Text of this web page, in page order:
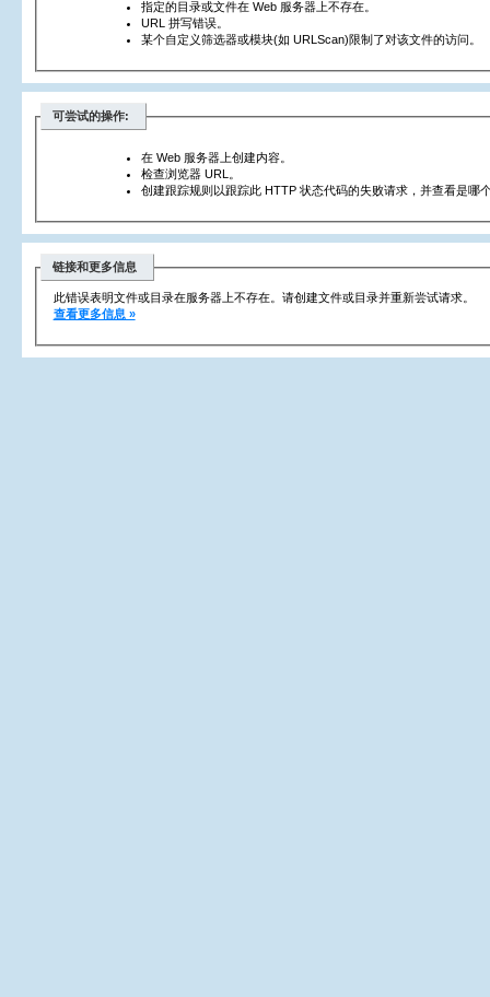
指定的目录或文件在 Web 服务器上不存在。
URL 拼写错误。
某个自定义筛选器或模块(如 URLScan)限制了对该文件的访问。
可尝试的操作:
在 Web 服务器上创建内容。
检查浏览器 URL。
创建跟踪规则以跟踪此 HTTP 状态代码的失败请求，并查看是哪
链接和更多信息
此错误表明文件或目录在服务器上不存在。请创建文件或目录并重新尝试请求。
查看更多信息 »